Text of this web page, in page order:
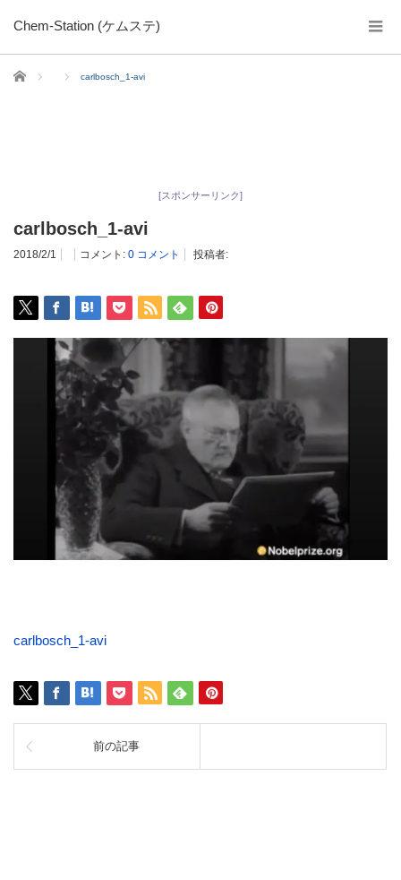
Chem-Station (ケムステ)
ホーム carlbosch_1-avi
[スポンサーリンク]
carlbosch_1-avi
2018/2/1 コメント: 0 コメント 投稿者:
carlbosch_1-avi
前の記事